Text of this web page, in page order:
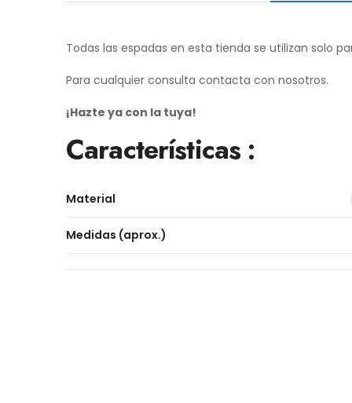
Todas las espadas en esta tienda se utilizan solo
Para cualquier consulta contacta con nosotros.
¡Hazte ya con la tuya!
Características :
Material
Medidas (aprox.)